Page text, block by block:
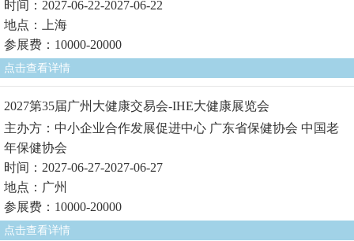
时间：2027-06-22-2027-06-22
地点：上海
参展费：10000-20000
点击查看详情
2027第35届广州大健康交易会-IHE大健康展览会
主办方：中小企业合作发展促进中心 广东省保健协会 中国老
年保健协会
时间：2027-06-27-2027-06-27
地点：广州
参展费：10000-20000
点击查看详情